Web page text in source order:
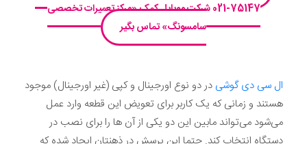
75147-021 شرکت موبایل‌ کمک «مرکز تعمیرات تخصصی
سامسونگ» تماس بگیر
ال سی دی گوشی در دو نوع اورجینال و کپی (غیر اورجینال) موجود
هستند و زمانی که یک کاربر برای تعویض این قطعه وارد عمل
می‌شود می‌تواند مابین این دو یکی از آن ها را برای نصب در